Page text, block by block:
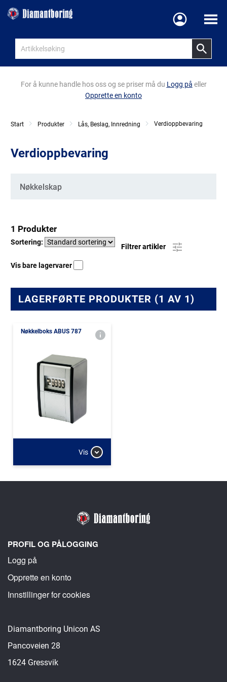
Meny
For å kunne handle hos oss og se priser må du Logg på eller
Opprette en konto
Start Produkter Lås, Beslag, Innredning Verdioppbevaring
Verdioppbevaring
Kategorier
Nøkkelskap
1 Produkter
Sortering:
Filtrer artikler
Vis bare lagervarer
LAGERFØRTE PRODUKTER (1 AV 1)
Nøkkelboks ABUS 787
Vis
PROFIL OG PÅLOGGING
Logg på
Opprette en konto
Innstillinger for cookies
Diamantboring Unicon AS
Pancoveien 28
1624 Gressvik